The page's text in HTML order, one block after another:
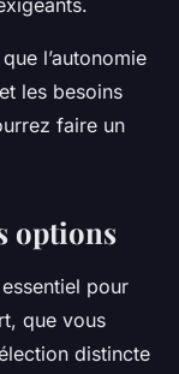
l’autonomie
les besoins
faire un
options
pour
que vous
distincte